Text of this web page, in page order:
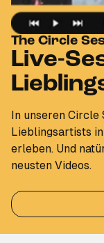
The Circle
Live-
In unseren Circle
Lieblingsartists
erleben. Und
neusten Videos.